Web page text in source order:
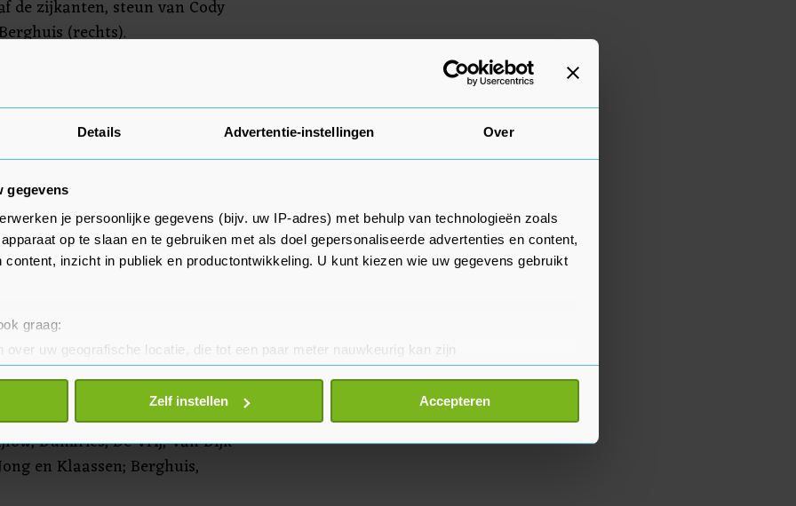
Details Advertentie-instellingen Over
gegevens
je persoonlijke gegevens (bijv. uw IP-adres) met behulp van technologieën zoals
op te slaan en te gebruiken met als doel gepersonaliseerde advertenties en content,
content, inzicht in publiek en productontwikkeling. U kunt kiezen wie uw gegevens gebruikt
graag:
over uw geografische locatie, die tot een paar meter nauwkeurig kan zijn
door het actief te scannen op specifieke eigenschappen (fingerprinting)
gegevens worden verwerkt en stel uw voorkeuren in het
detailgedeelte
of intrekken in de Cookieverklaring.
beter en wordt jouw bezoek makkelijker en persoonlijker. Op onze cookiepagina kun je
gemaakte keuze altijd wijzigen of intrekken.
Zelf instellen Accepteren
de zijkanten, steun van Cody
(rechts).
Gravenberch, Luuk de
op scherp en zijn bij een
het volgende WK-
in Rotterdam tegen Gibraltar.
G van de kwalificatie met 13
heeft ook 13 punten en
Stadion in Riga begint om
Dumfries, De Vrij, Van Dijk
en Klaassen; Berghuis,